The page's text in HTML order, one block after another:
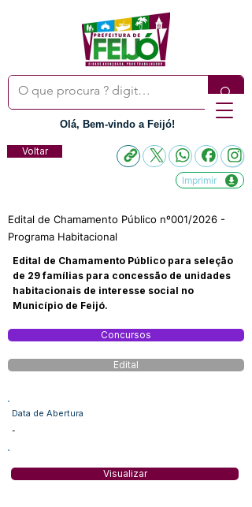
Olá, Bem-vindo a Feijó!
Voltar
Imprimir
Edital de Chamamento Público nº001/2026 -
Programa Habitacional
Edital de Chamamento Público para seleção
de 29 famílias para concessão de unidades
habitacionais de interesse social no
Município de Feijó.
Concursos
Edital
Data de Abertura
-
Visualizar